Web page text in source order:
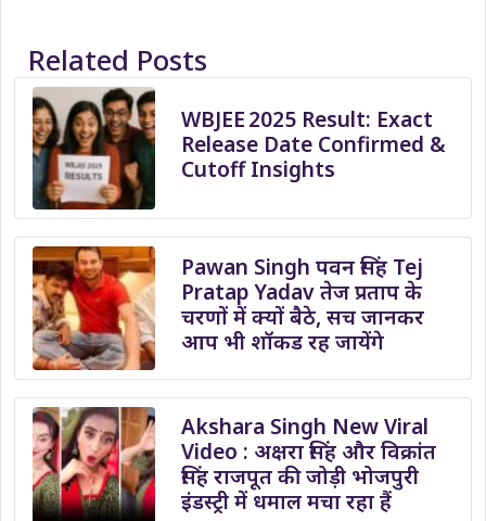
Related Posts
WBJEE 2025 Result: Exact
Release Date Confirmed &
Cutoff Insights
Pawan Singh पवन सिंह Tej
Pratap Yadav तेज प्रताप के
चरणों में क्यों बैठे, सच जानकर
आप भी शॉकड रह जायेंगे
Akshara Singh New Viral
Video : अक्षरा सिंह और विक्रांत
सिंह राजपूत की जोड़ी भोजपुरी
इंडस्ट्री में धमाल मचा रहा हैं